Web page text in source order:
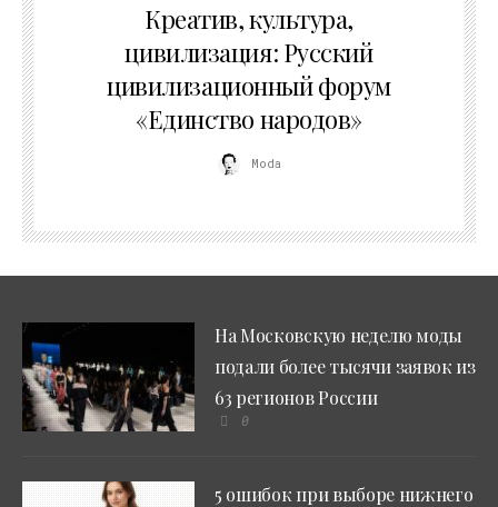
Креатив, культура,
цивилизация: Русский
цивилизационный форум
«Единство народов»
Moda
На Московскую неделю моды
подали более тысячи заявок из
63 регионов России
0
5 ошибок при выборе нижнего